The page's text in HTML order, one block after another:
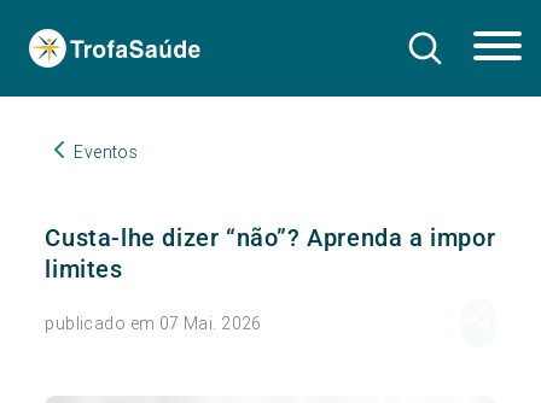
Eventos
Custa-lhe dizer “não”? Aprenda a impor
limites
publicado em 07 Mai. 2026